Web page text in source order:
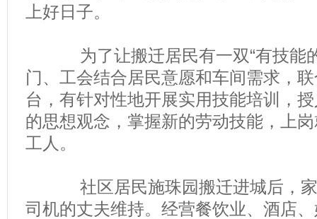
上好日子。
为了让搬迁居民有一双“有技能的
门、工会结合居民意愿和车间需求，
台，有针对性地开展实用技能培训，
的思想观念，掌握新的劳动技能，上
工人。
社区居民施珠园搬迁进城后，家
司机的丈夫维持。经营餐饮业、酒店